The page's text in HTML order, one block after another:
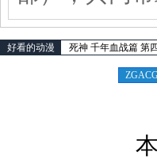
好看的动漫 死神 千年血战篇 第